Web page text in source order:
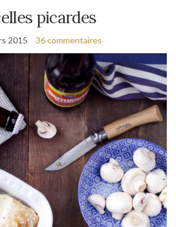
picardes
2015 36 commentaires